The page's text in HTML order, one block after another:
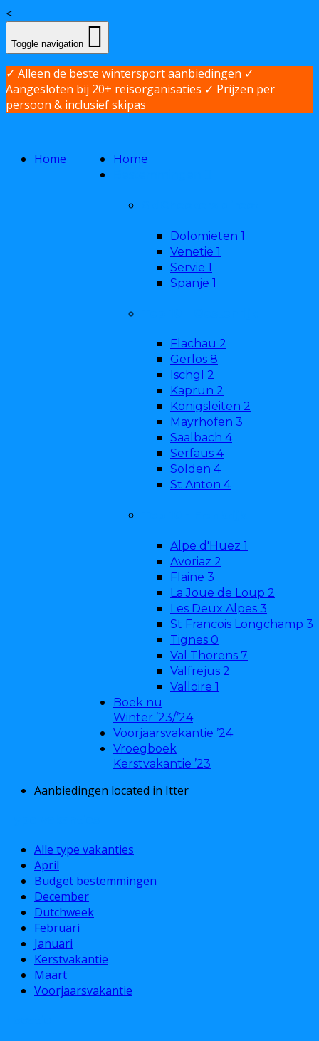
<
Toggle navigation
✓ Alleen de beste wintersport aanbiedingen ✓
Aangesloten bij 20+ reisorganisaties ✓ Prijzen per
persoon & inclusief skipas
Home
Dolomieten 1
Venetië 1
Servië 1
Spanje 1
Flachau 2
Gerlos 8
Ischgl 2
Kaprun 2
Konigsleiten 2
Mayrhofen 3
Saalbach 4
Serfaus 4
Solden 4
St Anton 4
Alpe d'Huez 1
Avoriaz 2
Flaine 3
La Joue de Loup 2
Les Deux Alpes 3
St Francois Longchamp 3
Tignes 0
Val Thorens 7
Valfrejus 2
Valloire 1
Boek nu
Winter ’23/’24
Voorjaarsvakantie ’24
Vroegboek
Kerstvakantie ’23
Home
Aanbiedingen located in Itter
Alle type vakanties
April
Budget bestemmingen
December
Dutchweek
Februari
Januari
Kerstvakantie
Maart
Voorjaarsvakantie